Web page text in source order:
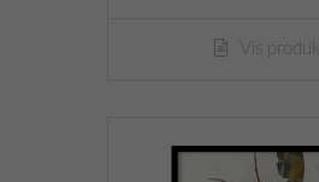
Vis produkt